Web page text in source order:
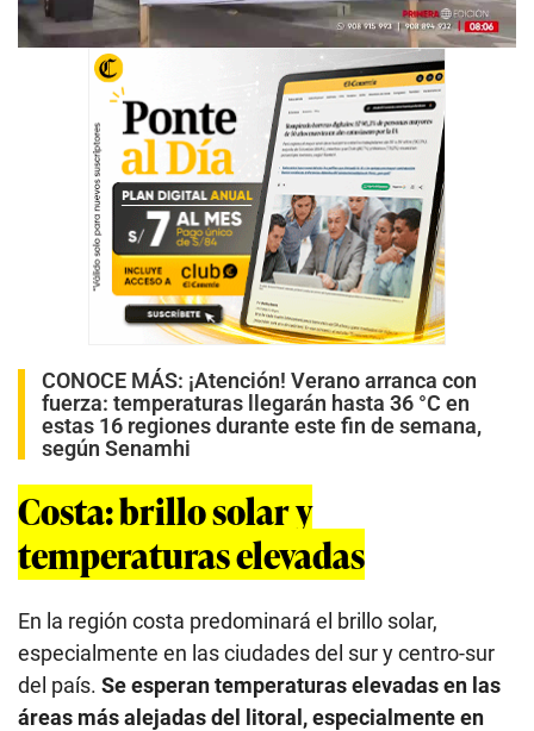
00:00 05:38
CONOCE MÁS: ¡Atención! Verano arranca con
fuerza: temperaturas llegarán hasta 36 °C en
estas 16 regiones durante este fin de semana,
según Senamhi
Costa: brillo solar y
temperaturas elevadas
En la región costa predominará el brillo solar,
especialmente en las ciudades del sur y centro-sur
del país. Se esperan temperaturas elevadas en las
áreas más alejadas del litoral, especialmente en